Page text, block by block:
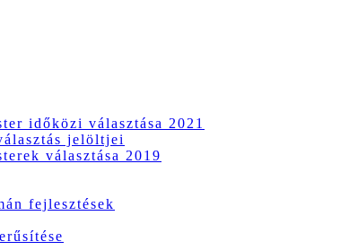
időközi választása 2021
jelöltjei
választása 2019
fejlesztések